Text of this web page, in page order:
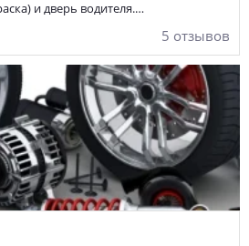
и дверь водителя.…
5 отзывов